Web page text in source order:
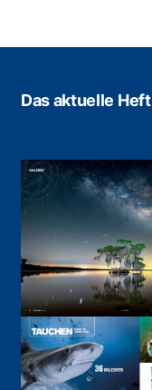
Das aktuelle Heft